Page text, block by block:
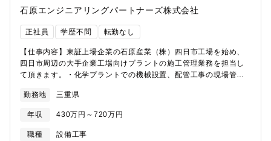
っています。また四日市（本社）近辺の化学系コンビナートから
の民間工事の売上が約30％です。安定した売上基盤と、売上拡大
に向けた新規受注へのバランスがよく、安定的に事業を拡大して
石原エンジニアリングパートナーズ株式会社
正社員 学歴不問 転勤なし
【仕事内容】東証上場企業の石原産業（株）四日市工場を始め、
四日市周辺の大手企業工場向けプラントの施工管理業務を担当し
て頂きます。・化学プラントでの機械設置、配管工事の現場管理
発注者、協力会社との調整業務があります。【仕事の特徴】◇業
務の約9割が四日市で、転勤はありません◇工期は1週間～6ヶ月と
なっています。◇現場とデスクワークの割合は、6：4程度です。
◇現地に事務所がある場合は、原則直行直帰となります。本社よ
勤務地 三重県
年収 430万円～720万円
職種
設備工事